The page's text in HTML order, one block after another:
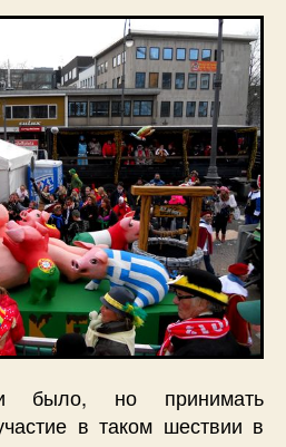
но принимать
в таком шествии в